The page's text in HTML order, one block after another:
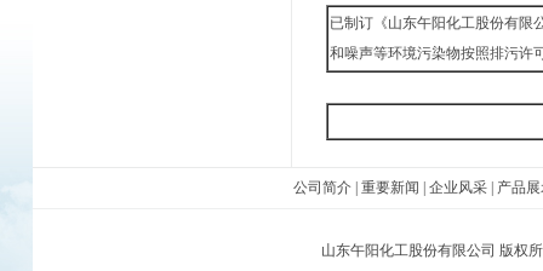
已制订《山东午阳化工股份有限
和噪声等环境污染物按照排污
公司简介 重要新闻 企业风采 产品
山东午阳化工股份有限公司 版权